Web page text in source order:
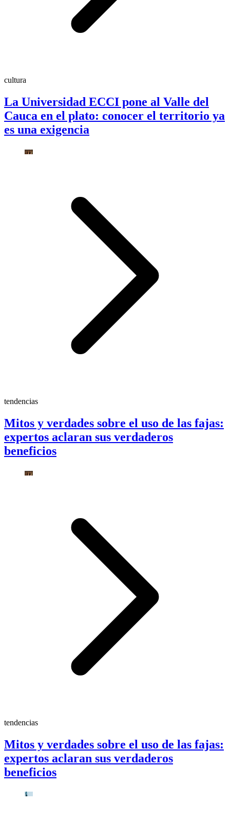
cultura
La Universidad ECCI pone al Valle del
Cauca en el plato: conocer el territorio ya
es una exigencia
tendencias
Mitos y verdades sobre el uso de las fajas:
expertos aclaran sus verdaderos
beneficios
tendencias
Mitos y verdades sobre el uso de las fajas:
expertos aclaran sus verdaderos
beneficios